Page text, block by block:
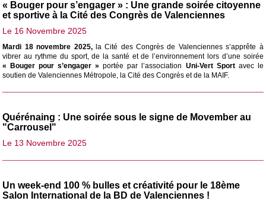
« Bouger pour s’engager » : Une grande soirée citoyenne
et sportive à la Cité des Congrès de Valenciennes
Le 16 Novembre 2025
Mardi 18 novembre 2025, la Cité des Congrès de Valenciennes s’apprête à
vibrer au rythme du sport, de la santé et de l’environnement lors d’une soirée
« Bouger pour s’engager » portée par l’association Uni-Vert Sportavec le
soutien de Valenciennes Métropole, la Cité des Congrès et de la MAIF.
Quérénaing : Une soirée sous le signe de Movember au
"Carrousel"
Le 13 Novembre 2025
Un week-end 100 % bulles et créativité pour le 18ème
Salon International de la BD de Valenciennes !